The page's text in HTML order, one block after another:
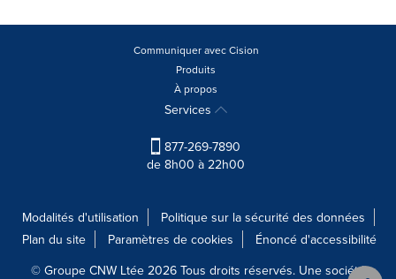
Communiquer avec Cision
Produits
À propos
Services
877-269-7890
de 8h00 à 22h00
Modalités d'utilisation
Politique sur la sécurité des données
Plan du site
Paramètres de cookies
Énoncé d'accessibilité
© Groupe CNW Ltée 2026 Tous droits réservés. Une société